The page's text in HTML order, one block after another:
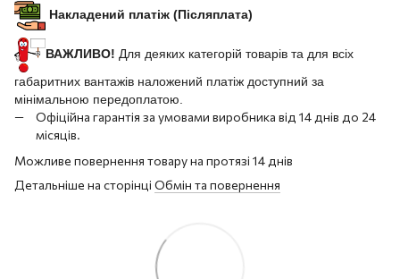
Накладений платіж (Післяплата)
ВАЖЛИВО! Для деяких категорій товарів та для всіх
габаритних вантажів наложений платіж доступний за
мінімальною передоплатою.
Офіційна гарантія за умовами виробника від 14 днів до 24
місяців.
Можливе повернення товару на протязі 14 днів
Детальніше на сторінці Обмін та повернення